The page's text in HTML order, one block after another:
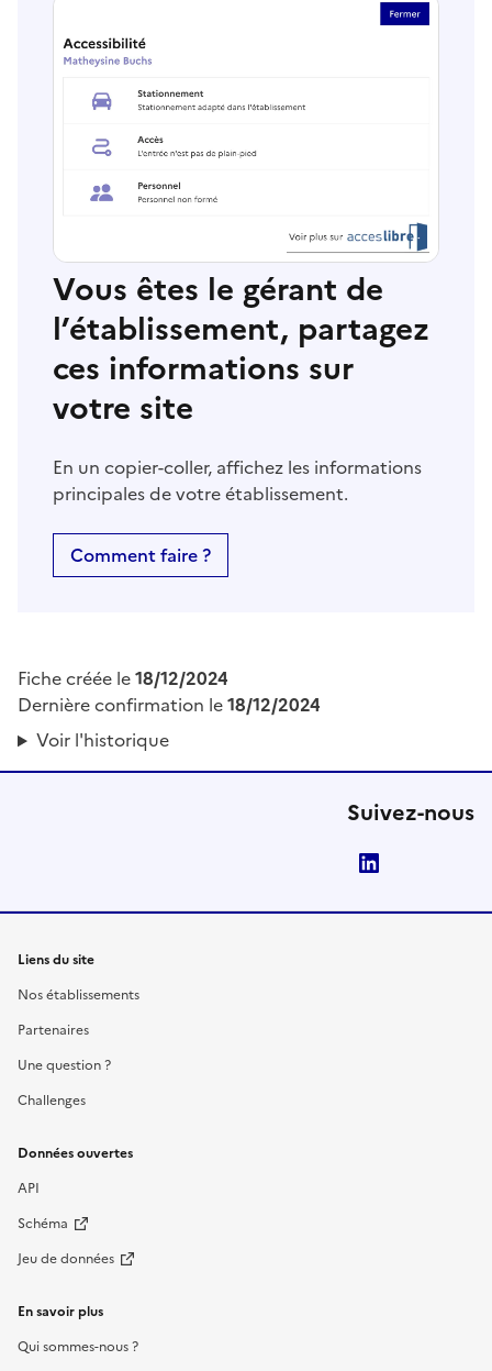
Vous êtes le gérant de
l’établissement, partagez
ces informations sur
votre site
En un copier-coller, affichez les informations
principales de votre établissement.
Comment faire ?
Fiche créée le18/12/2024
Dernière confirmation le18/12/2024
Voir l'historique
Suivez-nous
Liens du site
Nos établissements
Partenaires
Une question ?
Challenges
Données ouvertes
API
Schéma
Jeu de données
En savoir plus
Qui sommes-nous ?